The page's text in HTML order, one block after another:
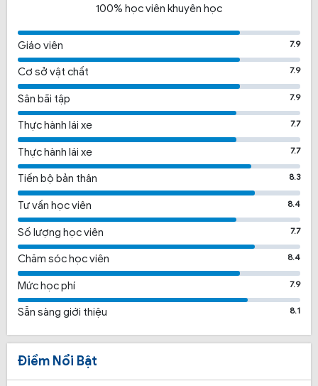
100% học viên khuyên học
Giáo viên 7.9
Cơ sở vật chất 7.9
Sân bãi tập 7.9
Thực hành lái xe 7.7
Thực hành lái xe 7.7
Tiến bộ bản thân 8.3
Tư vấn học viên 8.4
Số lượng học viên 7.7
Chăm sóc học viên 8.4
Mức học phí 7.9
Sẵn sàng giới thiệu 8.1
Điểm Nổi Bật